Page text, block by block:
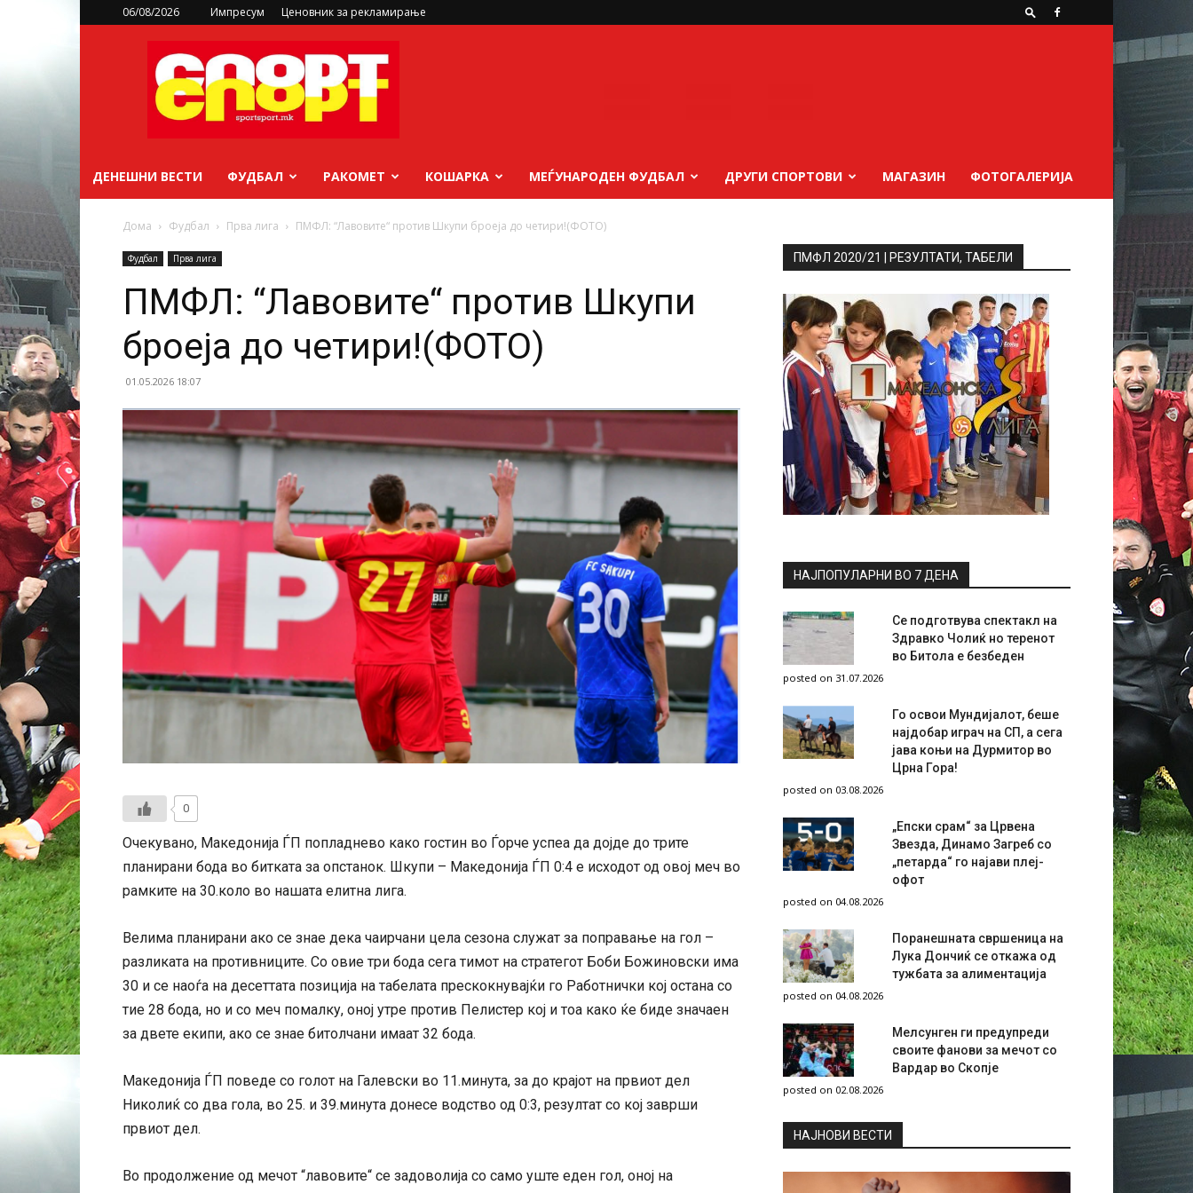
06/08/2026 Импресум Ценовник за рекламирање
sportsport.mk
ДЕНЕШНИ ВЕСТИ ФУДБАЛ РАКОМЕТ КОШАРКА МЕЃУНАРОДЕН ФУДБАЛ ДРУГИ СПОРТОВИ МАГАЗИН ФОТОГАЛЕРИЈА
Дома Фудбал Прва лига ПМФЛ: “Лавовите“ против Шкупи броеја до четири!(ФОТО)
Фудбал Прва лига
ПМФЛ: “Лавовите“ против Шкупи
броеја до четири!(ФОТО)
01.05.2026 18:07
0
Очекувано, Македонија ЃП попладнево како гостин во Ѓорче успеа да дојде до трите
планирани бода во битката за опстанок. Шкупи – Македонија ЃП 0:4 е исходот од овој меч во
рамките на 30.коло во нашата елитна лига.
Велима планирани ако се знае дека чаирчани цела сезона служат за поправање на гол –
разликата на противниците. Со овие три бода сега тимот на стратегот Боби Божиновски има
30 и се наоѓа на десеттата позиција на табелата прескокнувајќи го Работнички кој остана со
тие 28 бода, но и со меч помалку, оној утре против Пелистер кој и тоа како ќе биде значаен
за двете екипи, ако се знае битолчани имаат 32 бода.
Македонија ЃП поведе со голот на Галевски во 11.минута, за до крајот на првиот дел
Николиќ со два гола, во 25. и 39.минута донесе водство од 0:3, резултат со кој заврши
првиот дел.
Во продолжение од мечот “лавовите“ се задоволија со само уште еден гол, оној на
ПМФЛ 2020/21 | РЕЗУЛТАТИ, ТАБЕЛИ
НАЈПОПУЛАРНИ ВО 7 ДЕНА
Се подготвува спектакл на
Здравко Чолиќ но теренот
во Битола е безбеден
posted on 31.07.2026
Го освои Мундијалот, беше
најдобар играч на СП, а сега
јава коњи на Дурмитор во
Црна Гора!
posted on 03.08.2026
„Епски срам“ за Црвена
Звезда, Динамо Загреб со
„петарда“ го најави плеј-
офот
posted on 04.08.2026
Поранешната свршеница на
Лука Дончиќ се откажа од
тужбата за алиментација
posted on 04.08.2026
Мелсунген ги предупреди
своите фанови за мечот со
Вардар во Скопје
posted on 02.08.2026
НAЈНОВИ ВЕСТИ